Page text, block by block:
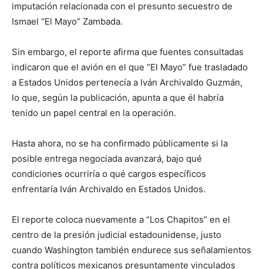
imputación relacionada con el presunto secuestro de
Ismael “El Mayo” Zambada.
Sin embargo, el reporte afirma que fuentes consultadas
indicaron que el avión en el que “El Mayo” fue trasladado
a Estados Unidos pertenecía a Iván Archivaldo Guzmán,
lo que, según la publicación, apunta a que él habría
tenido un papel central en la operación.
Hasta ahora, no se ha confirmado públicamente si la
posible entrega negociada avanzará, bajo qué
condiciones ocurriría o qué cargos específicos
enfrentaría Iván Archivaldo en Estados Unidos.
El reporte coloca nuevamente a “Los Chapitos” en el
centro de la presión judicial estadounidense, justo
cuando Washington también endurece sus señalamientos
contra políticos mexicanos presuntamente vinculados